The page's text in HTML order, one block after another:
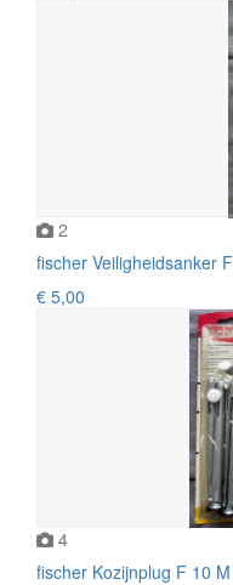
2
fischer Veiligheidsanker
€ 5,00
4
fischer Kozijnplug F 10